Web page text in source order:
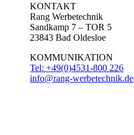
KONTAKT
Rang Werbetechnik
Sandkamp 7 – TOR 5
23843 Bad Oldesloe
KOMMUNIKATION
Tel: +49(0)4531-800 226
info@rang-werbetechnik.de